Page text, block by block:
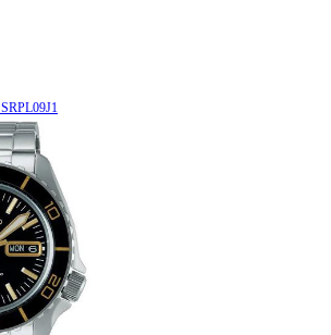
ساعة معصم سیکو الطراز SRPL09J1